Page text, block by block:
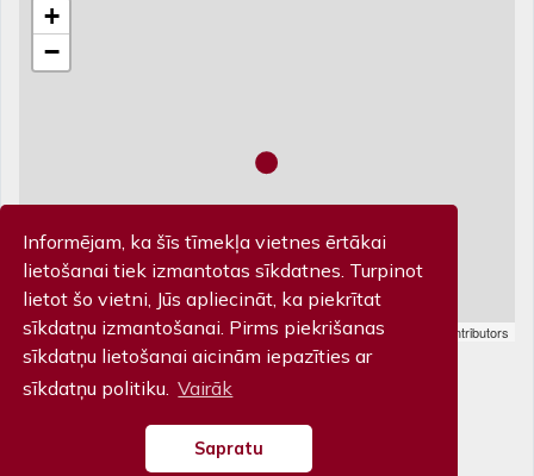
Informējam, ka šīs tīmekļa vietnes ērtākai
lietošanai tiek izmantotas sīkdatnes. Turpinot
lietot šo vietni, Jūs apliecināt, ka piekrītat
sīkdatņu izmantošanai. Pirms piekrišanas
sīkdatņu lietošanai aicinām iepazīties ar
sīkdatņu politiku. Vairāk
Sapratu
+
−
Leaflet| Map data ©OpenStreetMap contributors
Biļešu kase
Piltenes iela 32, Kuldīga T: 63 322 201
© Kuldīgas Kultūras centrs 2026